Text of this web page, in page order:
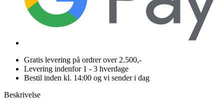
Gratis levering på ordrer over 2.500,-
Levering indenfor 1 - 3 hverdage
Bestil inden kl. 14:00 og vi sender i dag
Beskrivelse